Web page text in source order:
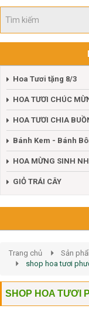
Hoa Tươi tặng 8/3
HOA TƯƠI CHÚC
HOA TƯƠI CHIA
Bánh Kem - Bánh
HOA MỪNG SINH
GIỎ TRÁI CÂY
Trang chủ
Sản
shop hoa tươi
SHOP HOA TƯƠI